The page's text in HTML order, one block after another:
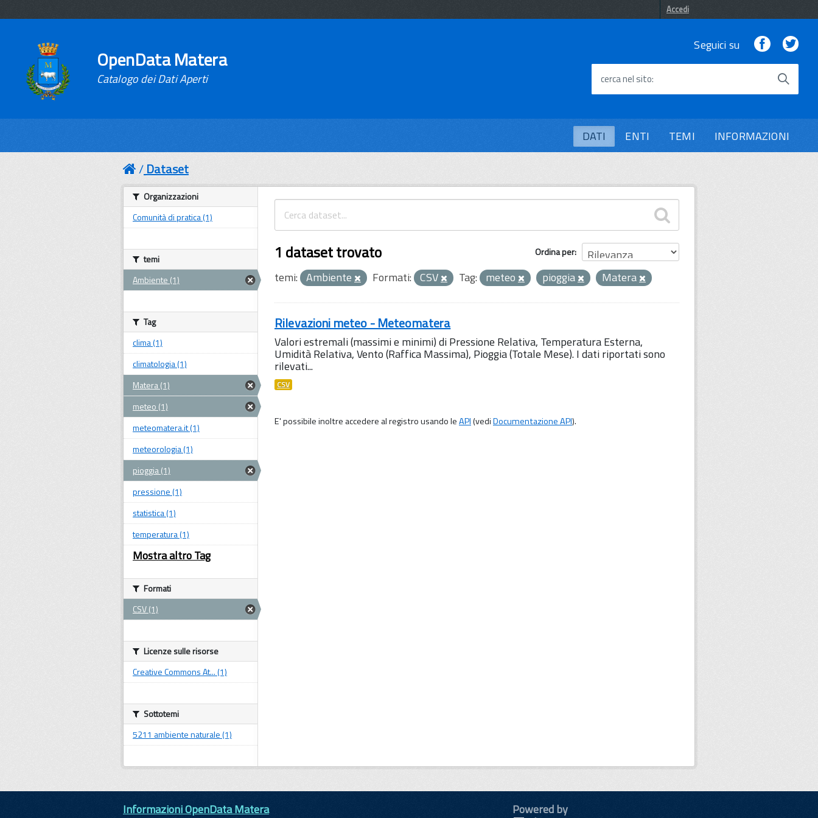
Accedi
OpenData Matera
Catalogo dei Dati Aperti
Seguici su Facebook
cerca nel sito
DATI ENTI TEMI INFORMAZIONI
Dataset
Ordina per
1 dataset trovato
temi: Ambiente Formati: CSV Tag: meteo pioggia Matera
Rilevazioni meteo - Meteomatera
Valori estremali (massimi e minimi) di Pressione Relativa, Temperatura Esterna,
Umidità Relativa, Vento (Raffica Massima), Pioggia (Totale Mese). I dati riportati sono
rilevati...
CSV
E' possibile inoltre accedere al registro usando leAPI(vediDocumentazione API).
Organizzazioni
Comunità di pratica (1)
temi
Ambiente (1)
Tag
clima (1)
climatologia (1)
Matera (1)
meteo (1)
meteomatera.it (1)
meteorologia (1)
pioggia (1)
pressione (1)
statistica (1)
temperatura (1)
Mostra altro Tag
Formati
CSV (1)
Licenze sulle risorse
Creative Commons At... (1)
Sottotemi
5211 ambiente naturale (1)
Informazioni OpenData Matera
Powered by